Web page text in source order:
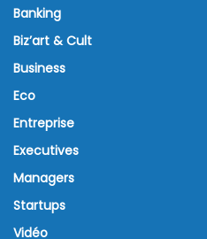
Banking
Biz’art & Cult
Business
Eco
Entreprise
Executives
Managers
Startups
Vidéo